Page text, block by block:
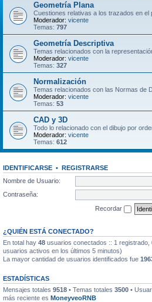
Geometría Plana
Cuestiones relativas a los trazados en el
Moderador: vicente
Temas: 797
Geometría Descriptiva
Temas relacionados con la
Moderador: vicente
Temas: 327
Normalización
Temas relacionados con las Normas de
Moderador: vicente
Temas: 53
CAD y 3D
Todo lo relacionado con el dibujo por
Moderador: vicente
Temas: 612
IDENTIFICARSE • REGISTRARSE
Nombre de Usuario:
Contraseña:
Recordar
¿QUIÉN ESTÁ CONECTADO?
En total hay 48 usuarios conectados :: 1
usuarios activos en los últimos 5 minutos)
La mayor cantidad de usuarios identificados fue
ESTADÍSTICAS
Mensajes totales 9518 • Temas totales 3500 •
más reciente es MoneyveoRNB